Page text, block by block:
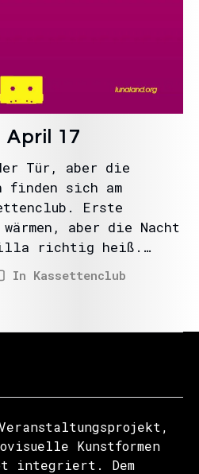
April 17
Tür, aber die
finden sich am
Erste
aber die Nacht
richtig heiß.…
In Kassettenclub
Kunstformen
integriert. Dem